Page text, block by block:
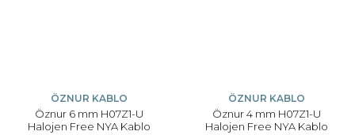
ÖZNUR KABLO
Öznur 6 mm H07Z1-U
Halojen Free NYA Kablo
ÖZNUR KABLO
Öznur 4 mm H07Z1-U
Halojen Free NYA Kablo